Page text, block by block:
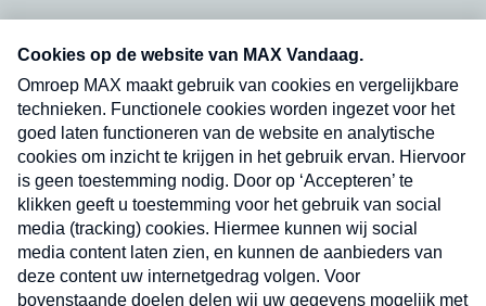
nieuwsbrief. Elke vrijdag- en dinsdagochtend in
uw mailbox.
Verzend